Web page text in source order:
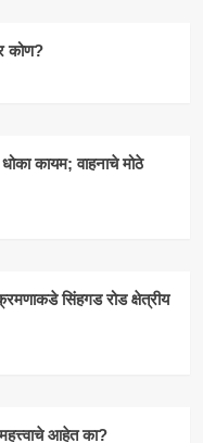
कोण?
कायम; वाहनाचे मोठे
सिंहगड रोड क्षेत्रीय
महत्त्वाचे आहेत का?